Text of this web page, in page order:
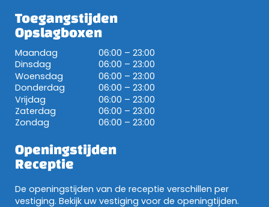
Toegangstijden
Opslagboxen
Maandag
Dinsdag
Woensdag
Donderdag
Vrijdag
Zaterdag
Zondag
06:00 – 23:00
06:00 – 23:00
06:00 – 23:00
06:00 – 23:00
06:00 – 23:00
06:00 – 23:00
06:00 – 23:00
Openingstijden
Receptie
De openingstijden van de receptie verschillen per
vestiging. Bekijk uw vestiging voor de openingtijden.